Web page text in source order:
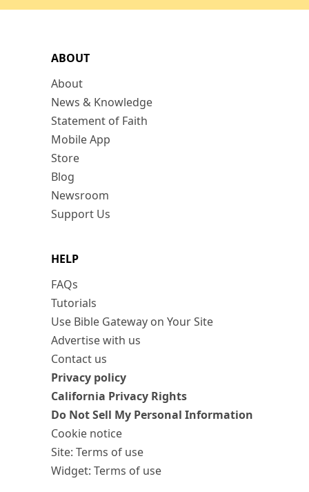
ABOUT
About
News & Knowledge
Statement of Faith
Mobile App
Store
Blog
Newsroom
Support Us
HELP
FAQs
Tutorials
Use Bible Gateway on Your Site
Advertise with us
Contact us
Privacy policy
California Privacy Rights
Do Not Sell My Personal Information
Cookie notice
Site: Terms of use
Widget: Terms of use